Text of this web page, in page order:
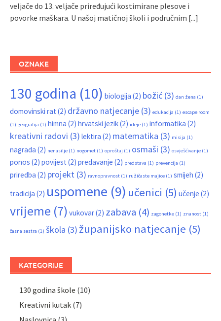
veljače do 13. veljače priređujući kostimirane plesove i
povorke maškara. U našoj matičnoj školi i područnim [...]
OZNAKE
130 godina (10) biologija (2) božić (3) dan žena (1)
domovinski rat (2) državno natjecanje (3) edukacija (1) escape room
(1) geografija (1) himna (2) hrvatski jezik(2) ideje (1) informatika (2)
kreativni radovi (3) lektira (2) matematika (3) misija (1)
nagrada (2) nenasilje (1) nogomet (1) oproštaj (1) osmaši (3) osvješćivanje (1)
ponos (2) povijest (2) predavanje (2) predstava (1) prevencija (1)
priredba (2) projekt (3) ravnopravnost (1) ružičaste majice (1) smijeh (2)
tradicija (2) uspomene (9) učenici (5) učenje (2)
vrijeme (7) vukovar(2) zabava (4) zagonetke (1) znanost (1)
časna sestra (1) škola (3) županijsko natjecanje (5)
KATEGORIJE
130 godina škole (10)
Kreativni kutak (7)